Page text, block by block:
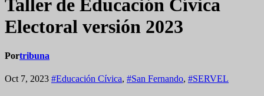
Taller de Educación Cívica
Electoral versión 2023
Portribuna
Oct 7, 2023 #Educación Cívica, #San Fernando, #SERVEL